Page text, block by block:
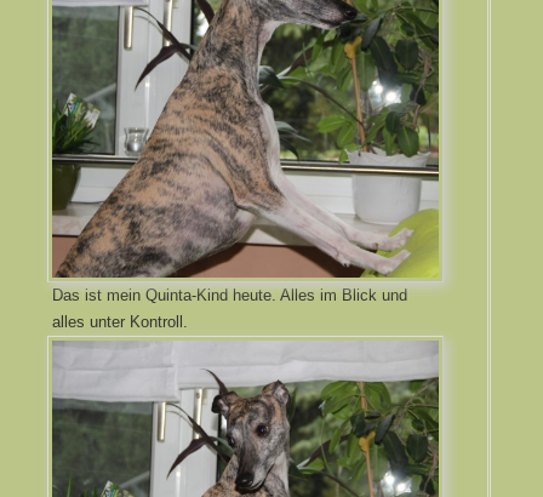
Das ist mein Quinta-Kind heute. Alles im Blick und
alles unter Kontroll.